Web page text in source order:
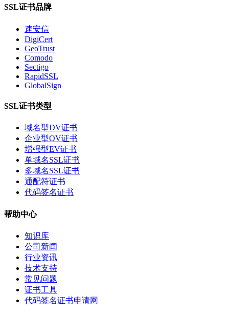
SSL证书品牌
速安信
DigiCert
GeoTrust
Comodo
Sectigo
RapidSSL
GlobalSign
SSL证书类型
域名型DV证书
企业型OV证书
增强型EV证书
单域名SSL证书
多域名SSL证书
通配符证书
代码签名证书
帮助中心
知识库
公司新闻
行业资讯
技术支持
常见问题
证书工具
代码签名证书申请网